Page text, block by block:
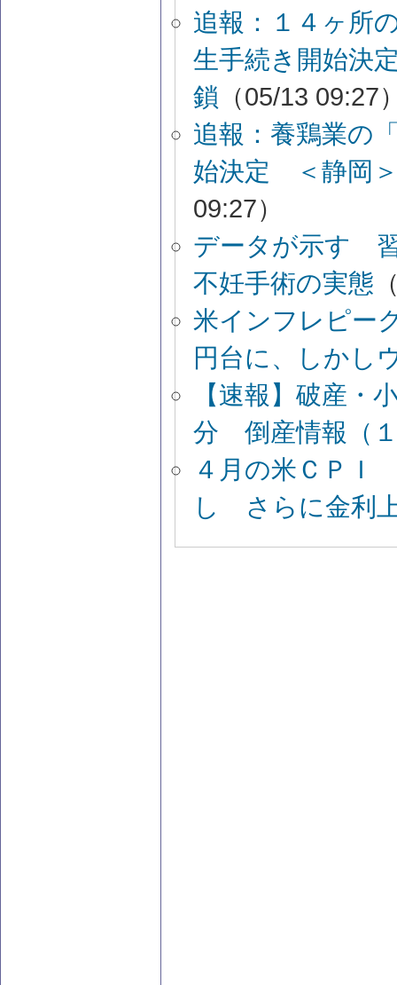
追報：１４ヶ所
生手続き開始決
鎖 （05/13 09:27
追報：養鶏業の
始決定 ＜静岡
09:27）
データが示す
不妊手術の実態
米インフレピー
円台に、しかし
【速報】破産
分 倒産情報（
４月の米ＣＰ
し さらに金利